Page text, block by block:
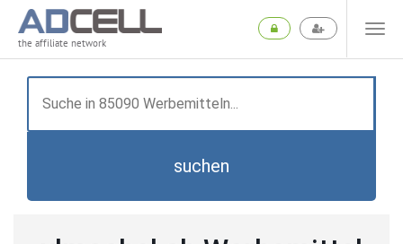
the affiliate network
suchen